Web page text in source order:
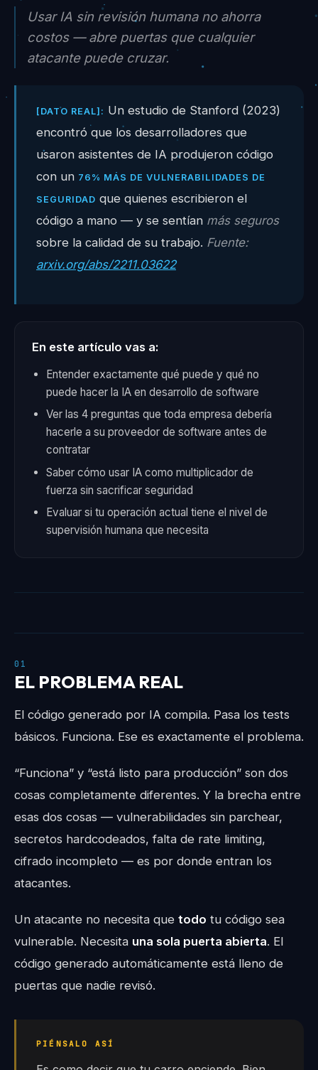
Usar IA sin revisión humana no ahorra
costos — abre puertas que cualquier
atacante puede cruzar.
[DATO REAL]: Un estudio de Stanford (2023)
encontró que los desarrolladores que
usaron asistentes de IA produjeron código
con un 76% MÁS DE VULNERABILIDADES DE
SEGURIDAD que quienes escribieron el
código a mano — y se sentían más seguros
sobre la calidad de su trabajo. Fuente:
arxiv.org/abs/2211.03622
En este artículo vas a:
Entender exactamente qué puede y qué no
puede hacer la IA en desarrollo de software
Ver las 4 preguntas que toda empresa debería
hacerle a su proveedor de software antes de
contratar
Saber cómo usar IA como multiplicador de
fuerza sin sacrificar seguridad
Evaluar si tu operación actual tiene el nivel de
supervisión humana que necesita
01
EL PROBLEMA REAL
El código generado por IA compila. Pasa los tests
básicos. Funciona. Ese es exactamente el problema.
“Funciona” y “está listo para producción” son dos
cosas completamente diferentes. Y la brecha entre
esas dos cosas — vulnerabilidades sin parchear,
secretos hardcodeados, falta de rate limiting,
cifrado incompleto — es por donde entran los
atacantes.
Un atacante no necesita que todo tu código sea
vulnerable. Necesita una sola puerta abierta. El
código generado automáticamente está lleno de
puertas que nadie revisó.
PIÉNSALO ASÍ